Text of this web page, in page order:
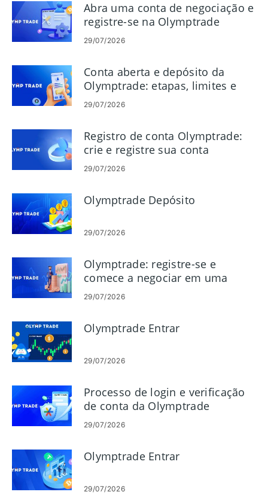
Abra uma conta de negociação e
registre-se na Olymptrade
29/07/2026
Conta aberta e depósito da
Olymptrade: etapas, limites e
métodos
29/07/2026
Registro de conta Olymptrade:
crie e registre sua conta
29/07/2026
Olymptrade Depósito
29/07/2026
Olymptrade: registre-se e
comece a negociar em uma
conta demo
29/07/2026
Olymptrade Entrar
29/07/2026
Processo de login e verificação
de conta da Olymptrade
29/07/2026
Olymptrade Entrar
29/07/2026